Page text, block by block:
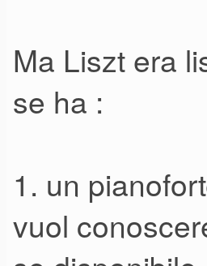
Ma Liszt era
se ha :
1. un
vuol